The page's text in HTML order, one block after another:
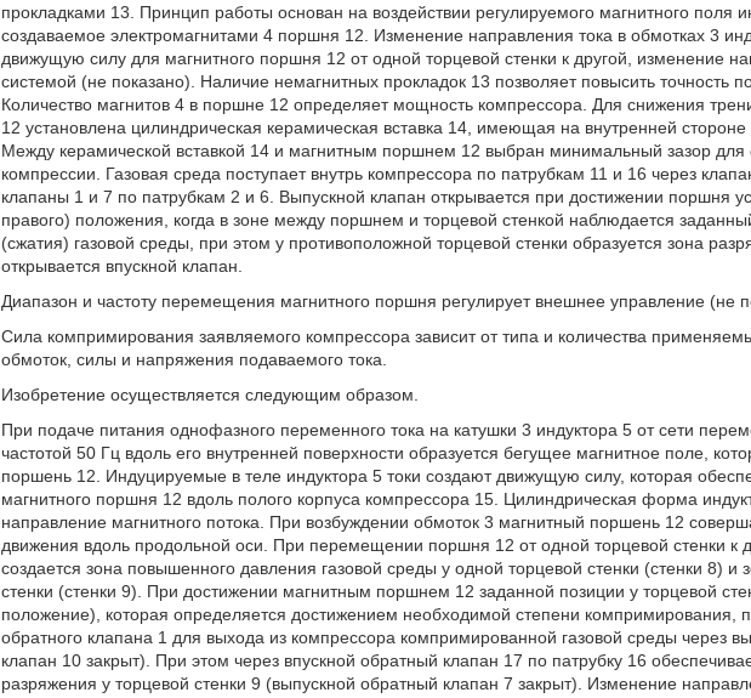
прокладками 13. Принцип работы основан на воздействии регулируемого магнитного поля
создаваемое электромагнитами 4 поршня 12. Изменение направления тока в обмотках 3
движущую силу для магнитного поршня 12 от одной торцевой стенки к другой, изменение
системой (не показано). Наличие немагнитных прокладок 13 позволяет повысить точность
Количество магнитов 4 в поршне 12 определяет мощность компрессора. Для снижения
12 установлена цилиндрическая керамическая вставка 14, имеющая на внутренней
Между керамической вставкой 14 и магнитным поршнем 12 выбран минимальный зазор для
компрессии. Газовая среда поступает внутрь компрессора по патрубкам 11 и 16 через
клапаны 1 и 7 по патрубкам 2 и 6. Выпускной клапан открывается при достижении поршня
правого) положения, когда в зоне между поршнем и торцевой стенкой наблюдается
(сжатия) газовой среды, при этом у противоположной торцевой стенки образуется зона
открывается впускной клапан.
Диапазон и частоту перемещения магнитного поршня регулирует внешнее управление (не
Сила компримирования заявляемого компрессора зависит от типа и количества
обмоток, силы и напряжения подаваемого тока.
Изобретение осуществляется следующим образом.
При подаче питания однофазного переменного тока на катушки 3 индуктора 5 от сети
частотой 50 Гц вдоль его внутренней поверхности образуется бегущее магнитное поле,
поршень 12. Индуцируемые в теле индуктора 5 токи создают движущую силу, которая
магнитного поршня 12 вдоль полого корпуса компрессора 15. Цилиндрическая форма
направление магнитного потока. При возбуждении обмоток 3 магнитный поршень 12
движения вдоль продольной оси. При перемещении поршня 12 от одной торцевой стенки к
создается зона повышенного давления газовой среды у одной торцевой стенки (стенки 8) и
стенки (стенки 9). При достижении магнитным поршнем 12 заданной позиции у торцевой
положение), которая определяется достижением необходимой степени компримирования,
обратного клапана 1 для выхода из компрессора компримированной газовой среды через
клапан 10 закрыт). При этом через впускной обратный клапан 17 по патрубку 16
разряжения у торцевой стенки 9 (выпускной обратный клапан 7 закрыт). Изменение